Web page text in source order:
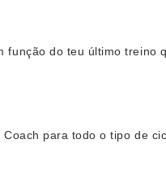
do teu último treino
para todo o tipo de